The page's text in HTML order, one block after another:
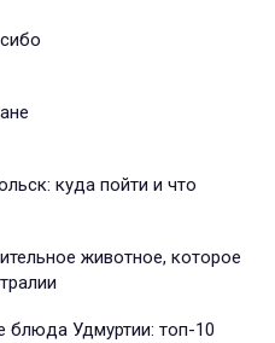
куда пойти и что
животное, которое
блюда Удмуртии: топ-10